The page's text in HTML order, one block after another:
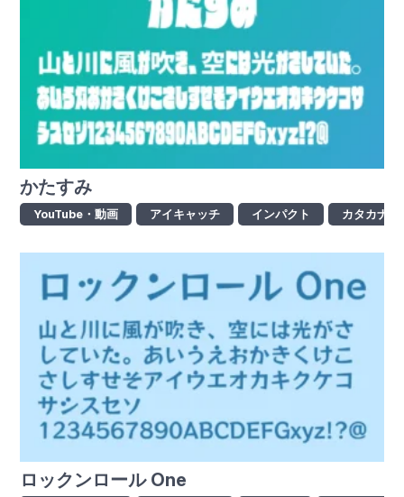
かたすみ
YouTube・動画 アイキャッチ インパクト カタカナ
ロックンロール One